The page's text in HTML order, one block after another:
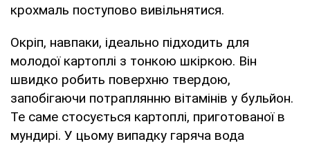
крохмаль поступово вивільнятися.
Окріп, навпаки, ідеально підходить для
молодої картоплі з тонкою шкіркою. Він
швидко робить поверхню твердою,
запобігаючи потраплянню вітамінів у бульйон.
Те саме стосується картоплі, приготованої в
мундирі. У цьому випадку гаряча вода